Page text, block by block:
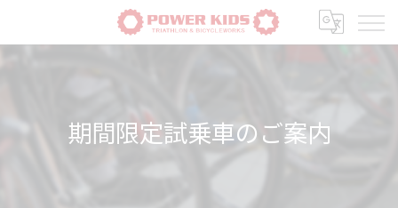
期間限定試乗車のご案内